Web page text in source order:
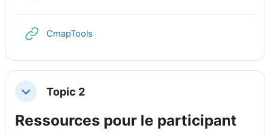
CmapTools
折叠 Topic 2
Ressources pour le participant